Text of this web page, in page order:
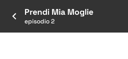
Prendi Mia Moglie
episodio 2